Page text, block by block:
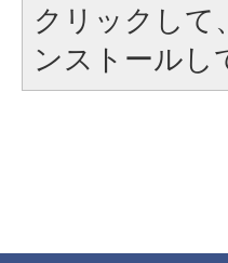
クリックして
ンストールし